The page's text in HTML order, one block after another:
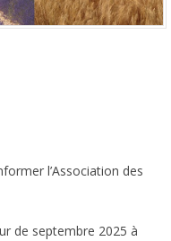
l’Association des
de septembre 2025 à